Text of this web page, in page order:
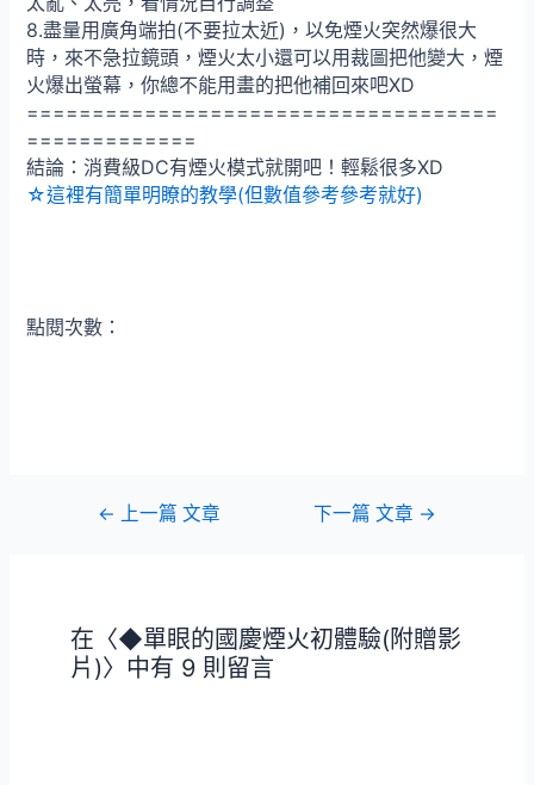
8.盡量用廣角端拍(不要拉太近)，以免煙火突然爆很大
時，來不急拉鏡頭，煙火太小還可以用裁圖把他變大，煙
火爆出螢幕，你總不能用畫的把他補回來吧XD
====================================
=============
結論：消費級DC有煙火模式就開吧！輕鬆很多XD
☆這裡有簡單明瞭的教學(但數值參考參考就好)
點閱次數：
← 上一篇 文章 下一篇 文章 →
在〈◆單眼的國慶煙火初體驗(附贈影
片)〉中有 9 則留言